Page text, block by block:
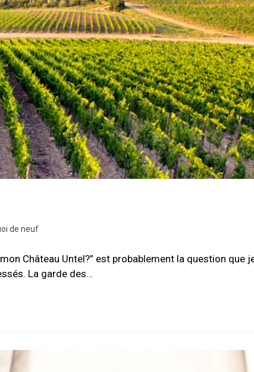
de neuf
Château Untel?” est probablement la question que
La garde des…